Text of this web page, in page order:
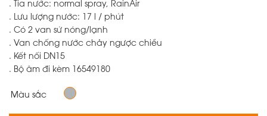
. Tia nước: normal spray, RainAir
. Lưu lượng nước: 17 l / phút
. Có 2 van sứ nóng/lạnh
. Van chống nước chảy ngược chiều
. Kết nối DN15
. Bộ âm đi kèm 16549180
Màu sắc